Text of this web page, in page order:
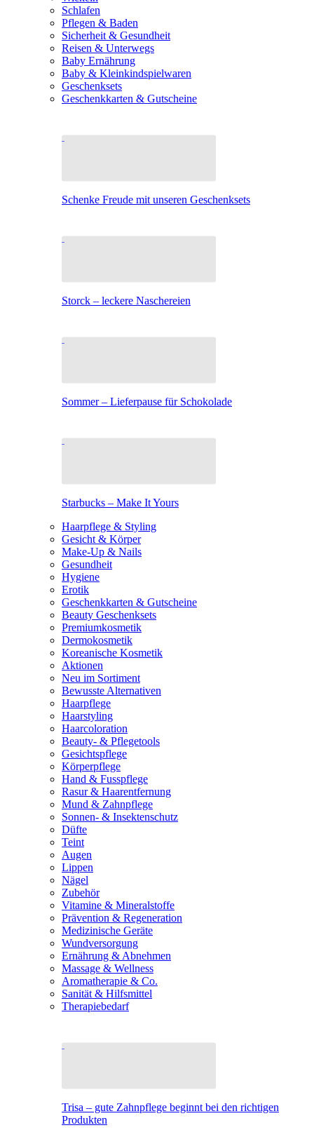
Schlafen
Pflegen & Baden
Sicherheit & Gesundheit
Reisen & Unterwegs
Baby Ernährung
Baby & Kleinkindspielwaren
Geschenksets
Geschenkkarten & Gutscheine
Schenke Freude mit unseren Geschenksets
Storck – leckere Naschereien
Sommer – Lieferpause für Schokolade
Starbucks – Make It Yours
Haarpflege & Styling
Gesicht & Körper
Make-Up & Nails
Gesundheit
Hygiene
Erotik
Geschenkkarten & Gutscheine
Beauty Geschenksets
Premiumkosmetik
Dermokosmetik
Koreanische Kosmetik
Aktionen
Neu im Sortiment
Bewusste Alternativen
Haarpflege
Haarstyling
Haarcoloration
Beauty- & Pflegetools
Gesichtspflege
Körperpflege
Hand & Fusspflege
Rasur & Haarentfernung
Mund & Zahnpflege
Sonnen- & Insektenschutz
Düfte
Teint
Augen
Lippen
Nägel
Zubehör
Vitamine & Mineralstoffe
Prävention & Regeneration
Medizinische Geräte
Wundversorgung
Ernährung & Abnehmen
Massage & Wellness
Aromatherapie & Co.
Sanität & Hilfsmittel
Therapiebedarf
Trisa – gute Zahnpflege beginnt bei den richtigen
Produkten